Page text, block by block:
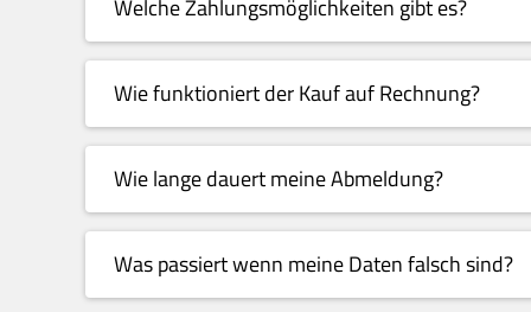
Welche Zahlungsmöglichkeiten gibt es?
Wie funktioniert der Kauf auf Rechnung?
Wie lange dauert meine Abmeldung?
Was passiert wenn meine Daten falsch sind?